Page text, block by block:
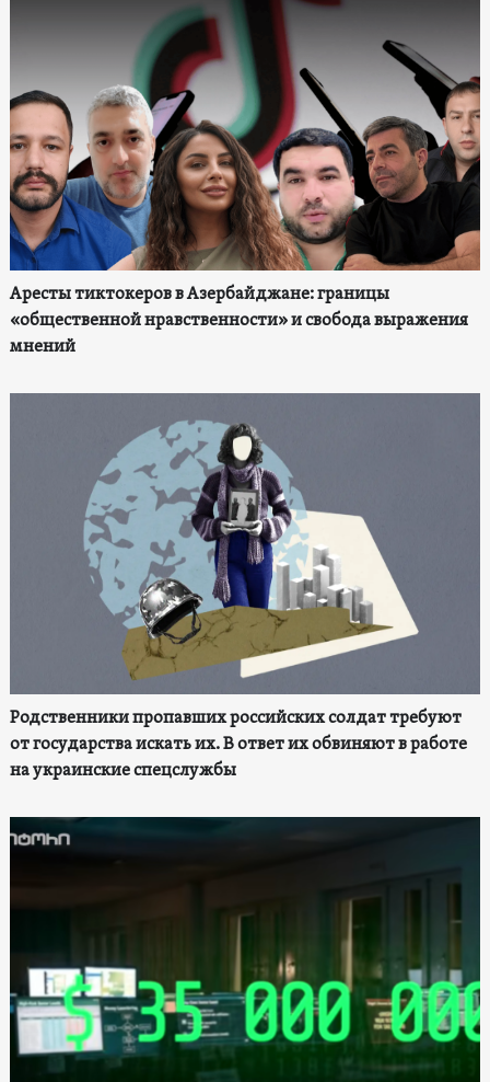
Аресты тиктокеров в Азербайджане: границы
«общественной нравственности» и свобода выражения
мнений
Родственники пропавших российских солдат требуют
от государства искать их. В ответ их обвиняют в работе
на украинские спецслужбы